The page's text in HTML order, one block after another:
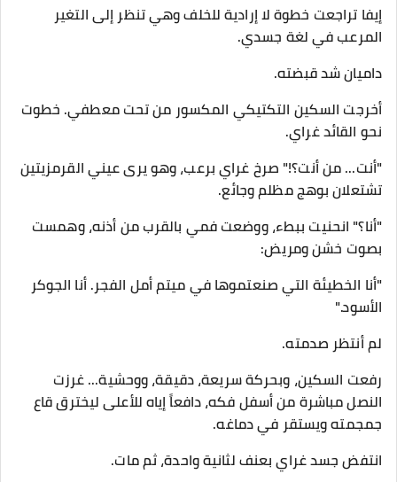
​إيفا تراجعت خطوة لا إرادية للخلف وهي تنظر إلى التغير
المرعب في لغة جسدي.
داميان شد قبضته.
​أخرجت السكين التكتيكي المكسور من تحت معطفي. خطوت
نحو القائد غراي.
​"أنت... من أنت؟!" صرخ غراي برعب، وهو يرى عيني القرمزيتين
تشتعلان بوهج مظلم وجائع.
​"أنا؟" انحنيت ببطء، ووضعت فمي بالقرب من أذنه، وهمست
بصوت خشن ومريض:
"أنا الخطيئة التي صنعتموها في ميتم أمل الفجر. أنا الجوكر
الأسود."
​لم أنتظر صدمته.
​رفعت السكين، وبحركة سريعة، دقيقة، ووحشية... غرزت
النصل مباشرة من أسفل فكه، دافعاً إياه للأعلى ليخترق قاع
جمجمته ويستقر في دماغه.
​انتفض جسد غراي بعنف لثانية واحدة، ثم مات.